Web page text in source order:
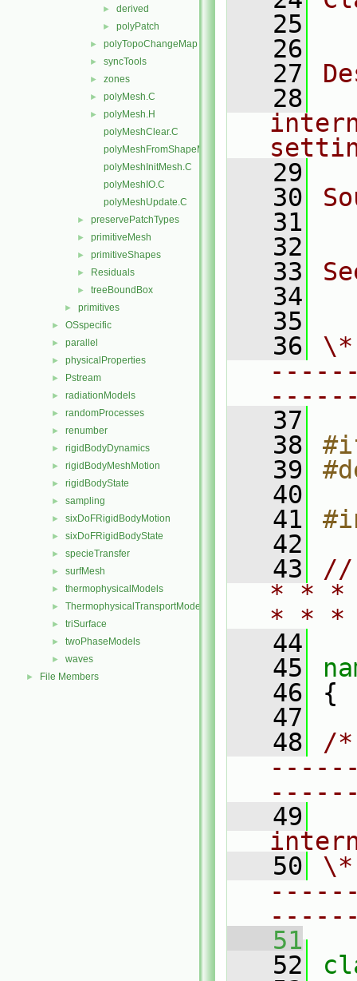
► derived
► polyPatch
► polyTopoChangeMap
► syncTools
► zones
► polyMesh.C
►
polyMesh.H
polyMeshClear.C
polyMeshFromShapeMesh.C
polyMeshInitMesh.C
polyMeshIO.C
polyMeshUpdate.C
► preservePatchTypes
► primitiveMesh
► primitiveShapes
► Residuals
► treeBoundBox
► primitives
► OSspecific
► parallel
► physicalProperties
► Pstream
► radiationModels
► randomProcesses
► renumber
► rigidBodyDynamics
► rigidBodyMeshMotion
► rigidBodyState
► sampling
► sixDoFRigidBodyMotion
► sixDoFRigidBodyState
► specieTransfer
► surfMesh
► thermophysicalModels
► ThermophysicalTransportModels
► triSurface
► twoPhaseModels
► waves
► File Members
   25
   26
   27
   28
   29
   30
   31
   32
   33
   34
   35
   36
   37
   38
   39
   40
   41
   42
   43
//
* * *
* *
   44
   45
   46
{
   47
   48
/
   49
   50
   51
   52